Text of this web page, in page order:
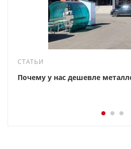
СТАТЬИ
Почему у нас дешевле